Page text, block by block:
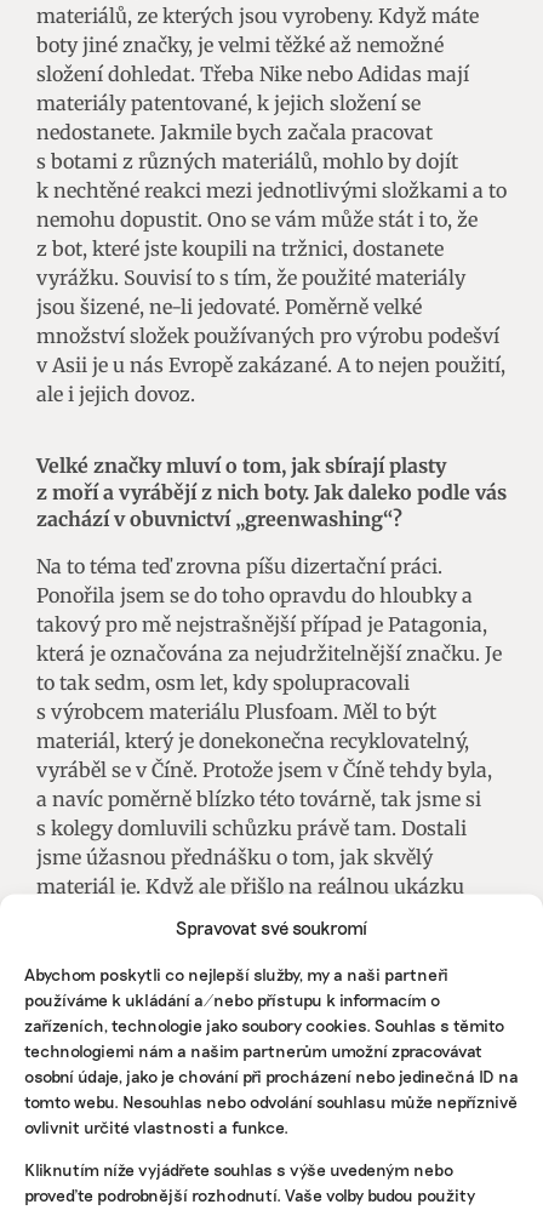
Spravovat své soukromí
Abychom poskytli co nejlepší služby, my a naši partneři
používáme k ukládání a/nebo přístupu k informacím o
zařízeních, technologie jako soubory cookies. Souhlas s těmito
technologiemi nám a našim partnerům umožní zpracovávat
osobní údaje, jako je chování při procházení nebo jedinečná ID na
tomto webu. Nesouhlas nebo odvolání souhlasu může nepříznivě
ovlivnit určité vlastnosti a funkce.
Kliknutím níže vyjádřete souhlas s výše uvedeným nebo
proveďte podrobnější rozhodnutí. Vaše volby budou použity
materiálů, ze kterých jsou vyrobeny. Když máte
boty jiné značky, je velmi těžké až nemožné
složení dohledat. Třeba Nike nebo Adidas mají
materiály patentované, k jejich složení se
nedostanete. Jakmile bych začala pracovat
s botami z různých materiálů, mohlo by dojít
k nechtěné reakci mezi jednotlivými složkami a to
nemohu dopustit. Ono se vám může stát i to, že
z bot, které jste koupili na tržnici, dostanete
vyrážku. Souvisí to s tím, že použité materiály
jsou šizené, ne-li jedovaté. Poměrně velké
množství složek používaných pro výrobu podešví
v Asii je u nás Evropě zakázané. A to nejen použití,
ale i jejich dovoz.
Velké značky mluví o tom, jak sbírají plasty
z moří a vyrábějí z nich boty. Jak daleko podle vás
zachází v obuvnictví „greenwashing“?
Na to téma teď zrovna píšu dizertační práci.
Ponořila jsem se do toho opravdu do hloubky a
takový pro mě nejstrašnější případ je Patagonia,
která je označována za nejudržitelnější značku. Je
to tak sedm, osm let, kdy spolupracovali
s výrobcem materiálu Plusfoam. Měl to být
materiál, který je donekonečna recyklovatelný,
vyráběl se v Číně. Protože jsem v Číně tehdy byla,
a navíc poměrně blízko této továrně, tak jsme si
s kolegy domluvili schůzku právě tam. Dostali
jsme úžasnou přednášku o tom, jak skvělý
materiál je. Když ale přišlo na reálnou ukázku
výroby, sdělili nám, že zrovna dnes se tento
materiál nevyrábí. A nebude ani zítra, ani za
týden. Po dlouhém naléhání vyšlo najevo, že
materiál je pouhou lží a jedná se o standardní EVA
(Ethylene-Vinyl Acetate), který se v obuvnictví
běžně používá. Je otázkou, zda američtí majitelé
firmy věděli, co se v čínské továrně děje.
Co byste chtěla ještě zlepšit ve vlastní výrobě?